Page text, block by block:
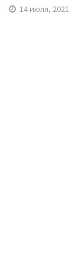
14 июля, 2021